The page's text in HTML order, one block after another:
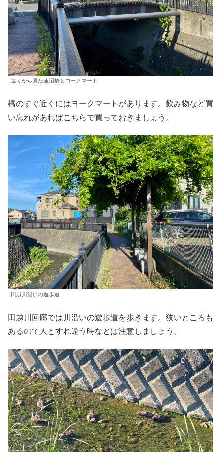
遠くから見た蓮沼橋とヨークマート
橋のすぐ近くにはヨークマートがあります。飲み物など買
い忘れがあればこちらで買っておきましょう。
田越川沿いの遊歩道
田越川回廊では川沿いの遊歩道を歩きます。狭いところも
あるので人とすれ違う時などは注意しましょう。